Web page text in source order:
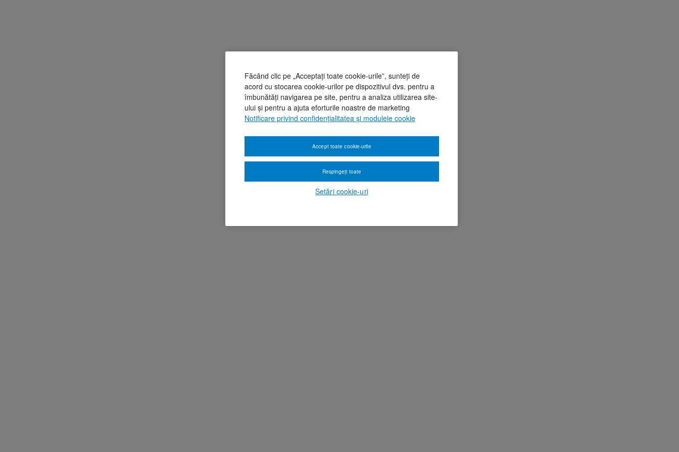
Făcând clic pe „Acceptați toate cookie-urile”, sunteți de
acord cu stocarea cookie-urilor pe dispozitivul dvs. pentru a
îmbunătăți navigarea pe site, pentru a analiza utilizarea site-
ului și pentru a ajuta eforturile noastre de marketing
Notificare privind confidențialitatea și modulele cookie
Setări cookie-uri
Respingeți toate
Accept toate cookie-urile